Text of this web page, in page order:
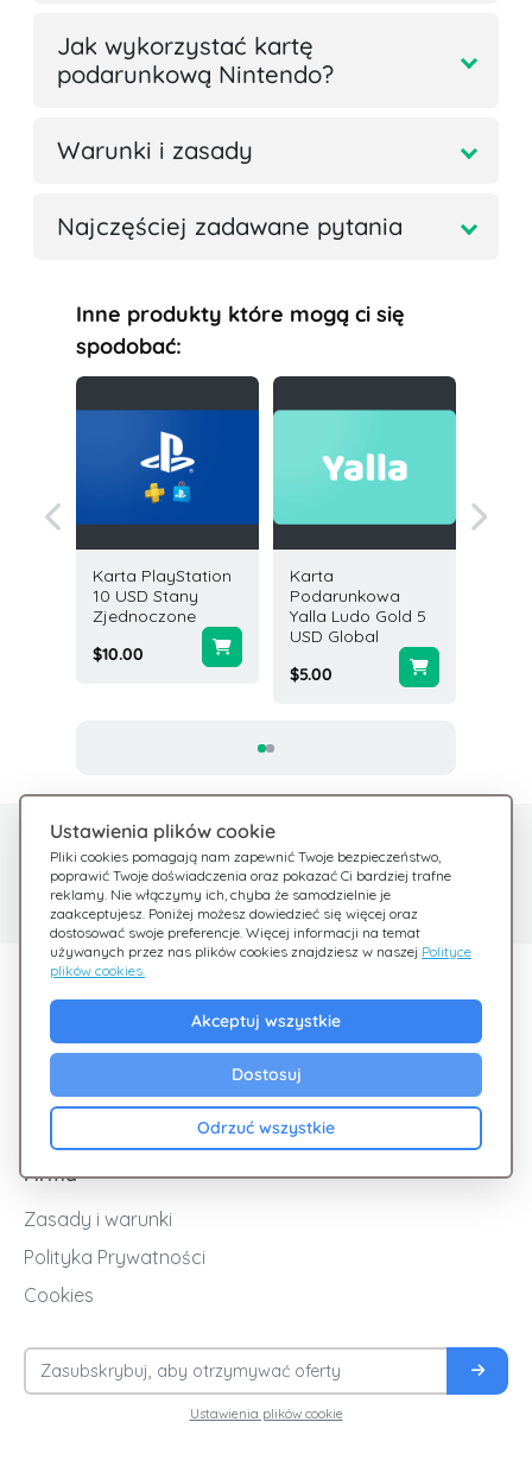
Jak wykorzystać kartę
podarunkową Nintendo?
Warunki i zasady
Najczęściej zadawane pytania
Inne produkty które mogą ci się
spodobać:
Karta PlayStation
10 USD Stany
Zjednoczone
$10.00
Karta
Podarunkowa
Yalla Ludo Gold 5
USD Global
$5.00
Ustawienia plików cookie
Pliki cookies pomagają nam zapewnić Twoje bezpieczeństwo,
poprawić Twoje doświadczenia oraz pokazać Ci bardziej trafne
reklamy. Nie włączymy ich, chyba że samodzielnie je
zaakceptujesz. Poniżej możesz dowiedzieć się więcej oraz
dostosować swoje preferencje. Więcej informacji na temat
używanych przez nas plików cookies znajdziesz w naszej Polityce
plików cookies.
Akceptuj wszystkie
Dostosuj
Odrzuć wszystkie
Potrzebujesz pomocy?
Jesteśmy tu dla Ciebie
Centrum pomocy
Sprawdź nasze FAQ
Odkryj Giftsy
Cashback
Blog
Firma
Zasady i warunki
Polityka Prywatności
Cookies
Ustawienia plików cookie